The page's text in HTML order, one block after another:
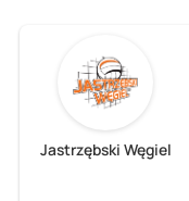
Jastrzębski Węgiel